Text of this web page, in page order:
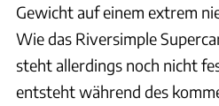
Gewicht auf einem extrem
Wie das Riversimple
steht allerdings noch nicht
entsteht während des